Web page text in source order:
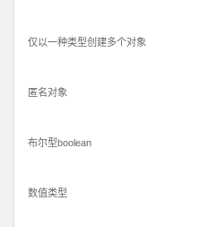
仅以一种类型创建多个对象
匿名对象
布尔型boolean
数值类型